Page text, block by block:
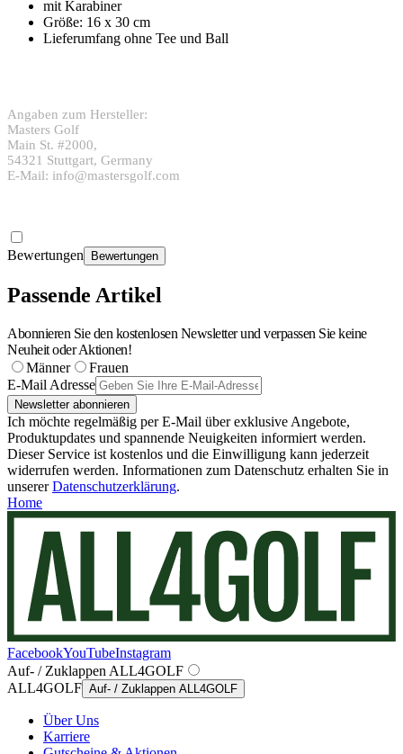
mit Karabiner
Größe: 16 x 30 cm
Lieferumfang ohne Tee und Ball
Angaben zum Hersteller:
Masters Golf
Main St. #2000,
54321 Stuttgart, Germany
E-Mail: info@mastersgolf.com
Bewertungen Bewertungen
Passende Artikel
Abonnieren Sie den kostenlosen Newsletter und verpassen Sie keine
Neuheit oder Aktionen!
Männer
Frauen
E-Mail Adresse
Newsletter abonnieren
Ich möchte regelmäßig per E-Mail über exklusive Angebote,
Produktupdates und spannende Neuigkeiten informiert werden.
Dieser Service ist kostenlos und die Einwilligung kann jederzeit
widerrufen werden. Informationen zum Datenschutz erhalten Sie in
unsererDatenschutzerklärung.
Home
FacebookYouTubeInstagram
Auf- / Zuklappen ALL4GOLF
ALL4GOLF Auf- / Zuklappen ALL4GOLF
Über Uns
Karriere